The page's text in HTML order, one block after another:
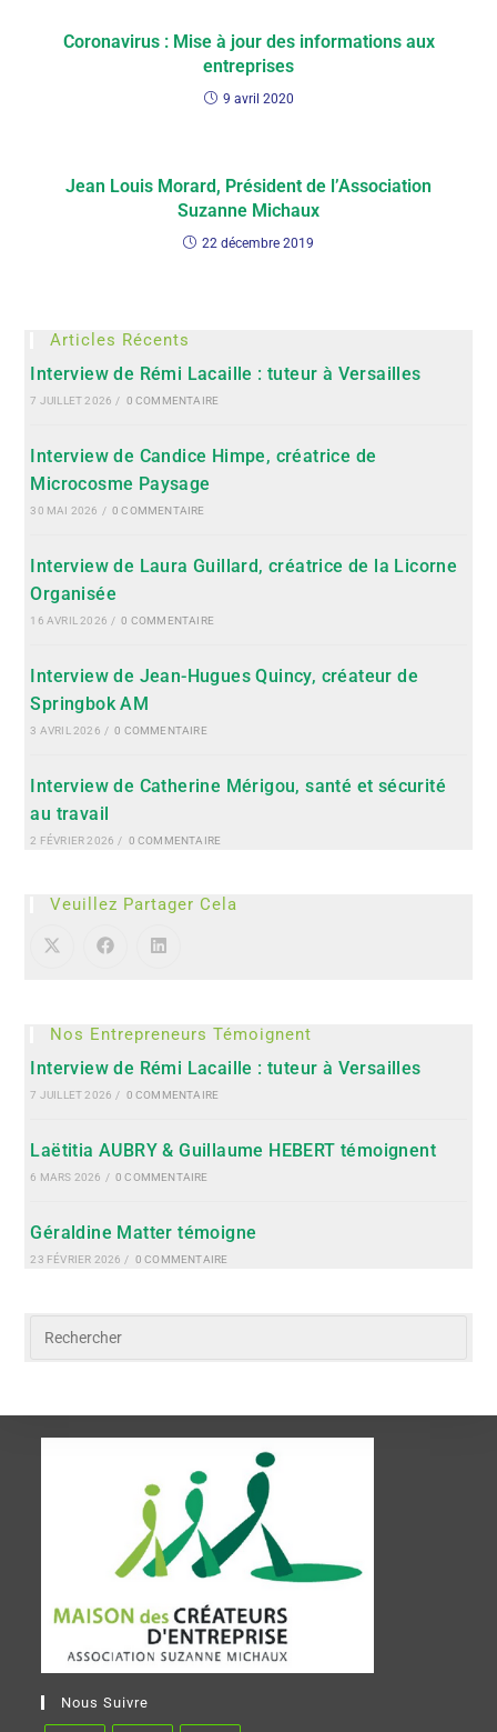
Coronavirus : Mise à jour des informations aux
entreprises
9 avril 2020
Jean Louis Morard, Président de l’Association
Suzanne Michaux
22 décembre 2019
Articles Récents
Interview de Rémi Lacaille : tuteur à Versailles
7 JUILLET 2026 / 0 COMMENTAIRE
Interview de Candice Himpe, créatrice de
Microcosme Paysage
30 MAI 2026 / 0 COMMENTAIRE
Interview de Laura Guillard, créatrice de la Licorne
Organisée
16 AVRIL 2026 / 0 COMMENTAIRE
Interview de Jean-Hugues Quincy, créateur de
Springbok AM
3 AVRIL 2026 / 0 COMMENTAIRE
Interview de Catherine Mérigou, santé et sécurité
au travail
2 FÉVRIER 2026 / 0 COMMENTAIRE
Veuillez Partager Cela
Nos Entrepreneurs Témoignent
Interview de Rémi Lacaille : tuteur à Versailles
7 JUILLET 2026 / 0 COMMENTAIRE
Laëtitia AUBRY & Guillaume HEBERT témoignent
6 MARS 2026 / 0 COMMENTAIRE
Géraldine Matter témoigne
23 FÉVRIER 2026 / 0 COMMENTAIRE
Nous Suivre